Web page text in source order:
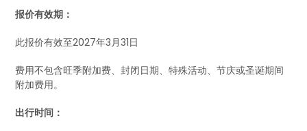
报价有效期：
此报价有效至2027年3月31日
费用不包含旺季附加费、封闭日期、特殊活动、节庆或圣诞期间
附加费用。
出行时间：